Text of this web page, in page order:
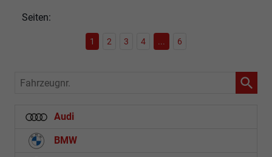
Seiten:
1 2 3 4 ... 6
Fahrzeugnr.
Audi
BMW